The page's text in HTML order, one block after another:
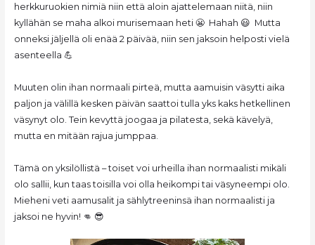
herkkuruokien nimiä niin että aloin ajattelemaan niitä, niin
kyllähän se maha alkoi murisemaan heti 😬 Hahah 😃 Mutta
onneksi jäljellä oli enää 2 päivää, niin sen jaksoin helposti vielä
asenteella 💪
Muuten olin ihan normaali pirteä, mutta aamuisin väsytti aika
paljon ja välillä kesken päivän saattoi tulla yks kaks hetkellinen
väsynyt olo. Tein kevyttä joogaa ja pilatesta, sekä kävelyä,
mutta en mitään rajua jumppaa.
Tämä on yksilöllistä – toiset voi urheilla ihan normaalisti mikäli
olo sallii, kun taas toisilla voi olla heikompi tai väsyneempi olo.
Mieheni veti aamusalit ja sählytreeninsä ihan normaalisti ja
jaksoi ne hyvin! 👊 😎